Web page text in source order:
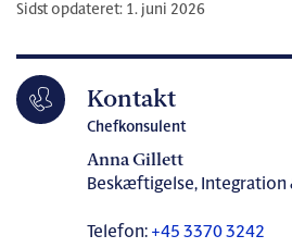
Sidst opdateret: 1. juni 2026
Kontakt
Chefkonsulent
Anna Gillett
Beskæftigelse, Integration
Telefon: +45 3370 3242